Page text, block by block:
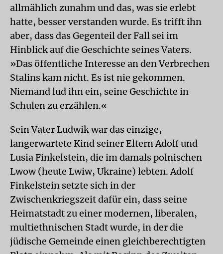
allmählich zunahm und das, was sie erlebt
hatte, besser verstanden wurde. Es trifft ihn
aber, dass das Gegenteil der Fall sei im
Hinblick auf die Geschichte seines Vaters.
»Das öffentliche Interesse an den Verbrechen
Stalins kam nicht. Es ist nie gekommen.
Niemand lud ihn ein, seine Geschichte in
Schulen zu erzählen.«
Sein Vater Ludwik war das einzige,
langerwartete Kind seiner Eltern Adolf und
Lusia Finkelstein, die im damals polnischen
Lwow (heute Lwiw, Ukraine) lebten. Adolf
Finkelstein setzte sich in der
Zwischenkriegszeit dafür ein, dass seine
Heimatstadt zu einer modernen, liberalen,
multiethnischen Stadt wurde, in der die
jüdische Gemeinde einen gleichberechtigten